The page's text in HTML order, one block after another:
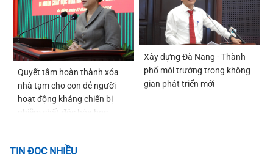
Quyết tâm hoàn thành xóa
nhà tạm cho con đẻ người
hoạt động kháng chiến bị
nhiễm chất độc hóa học
Xây dựng Đà Nẵng - Thành
phố môi trường trong không
gian phát triển mới
TIN ĐỌC NHIỀU